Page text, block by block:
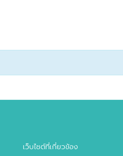
เว็บไซต์ที่เกี่ยวข้อง